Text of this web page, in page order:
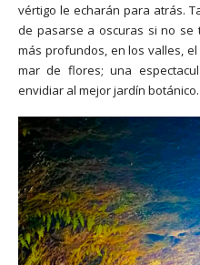
vértigo le echarán para atrás.
de pasarse a oscuras si no se
más profundos, en los valles,
mar de flores; una
envidiar al mejor jardín botánico.